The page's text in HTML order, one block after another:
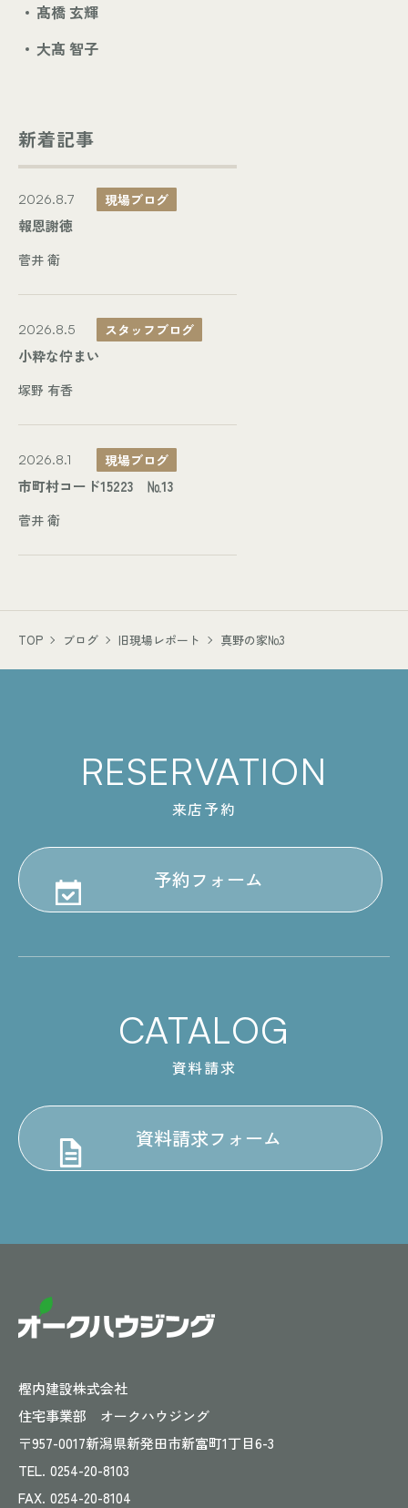
髙橋 玄輝
大髙 智子
新着記事
2026.8.7 現場ブログ
報恩謝徳
菅井 衛
2026.8.5 スタッフブログ
小粋な佇まい
塚野 有香
2026.8.1 現場ブログ
市町村コード15223 №13
菅井 衛
TOP ブログ 旧現場レポート 真野の家№3
RESERVATION
来店予約
予約フォーム
CATALOG
資料請求
資料請求フォーム
樫内建設株式会社
住宅事業部 オークハウジング
〒957-0017新潟県新発田市新富町1丁目6-3
TEL. 0254-20-8103
FAX. 0254-20-8104